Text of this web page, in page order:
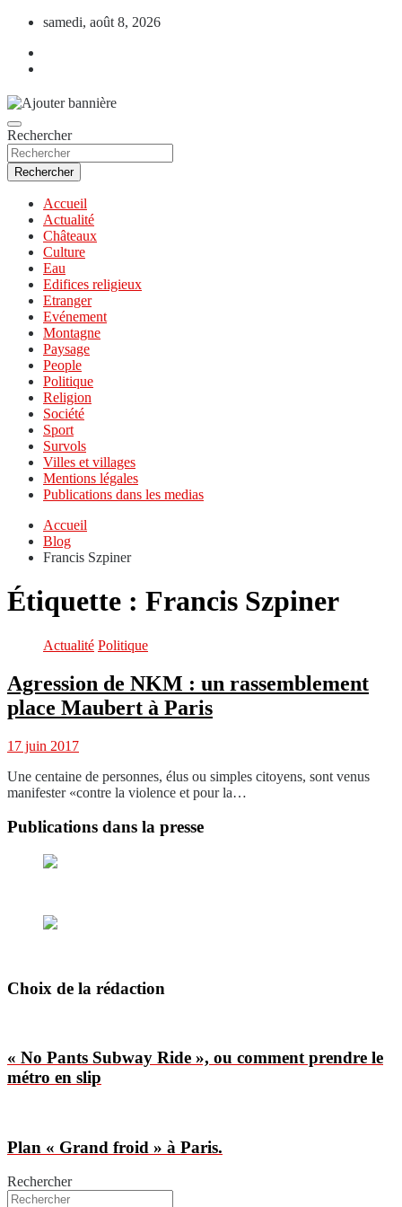
Aller
contenu
samedi, août 8, 2026
Rechercher
Rechercher
Accueil
Actualité
Châteaux
Culture
Eau
Edifices religieux
Etranger
Evénement
Montagne
Paysage
People
Politique
Religion
Société
Sport
Survols
Villes et villages
Mentions légales
Publications dans les medias
Accueil
Blog
Francis Szpiner
Étiquette : Francis Szpiner
Actualité Politique
Agression de NKM : un rassemblement
place Maubert à Paris
17 juin 2017
Une centaine de personnes, élus ou simples citoyens, sont venus
manifester «contre la violence et pour la…
Publications dans la presse
Choix de la rédaction
« No Pants Subway Ride », ou comment prendre le
métro en slip
Plan « Grand froid » à Paris.
Rechercher